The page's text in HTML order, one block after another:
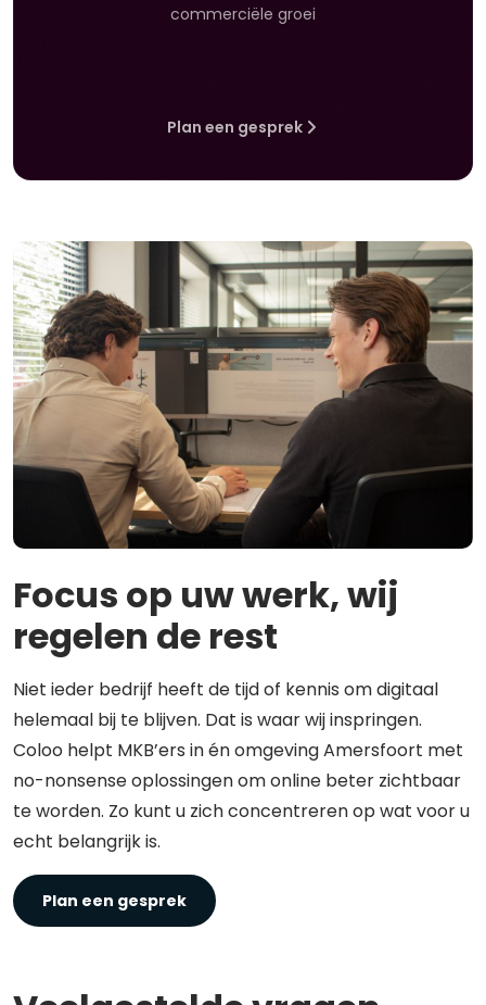
commerciële groei
Plan een gesprek
Focus op uw werk, wij
regelen de rest
Niet ieder bedrijf heeft de tijd of kennis om digitaal
helemaal bij te blijven. Dat is waar wij inspringen.
Coloo helpt MKB’ers in én omgeving Amersfoort met
no-nonsense oplossingen om online beter zichtbaar
te worden. Zo kunt u zich concentreren op wat voor u
echt belangrijk is.
Plan een gesprek